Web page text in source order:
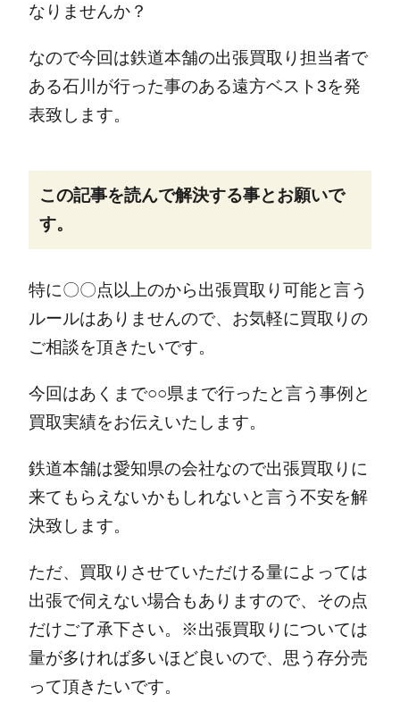
なりませんか？
なので今回は鉄道本舗の出張買取り担当者で
ある石川が行った事のある遠方ベスト3を発
表致します。
この記事を読んで解決する事とお願いで
す。
特に〇〇点以上のから出張買取り可能と言う
ルールはありませんので、お気軽に買取りの
ご相談を頂きたいです。
今回はあくまで○○県まで行ったと言う事例と
買取実績をお伝えいたします。
鉄道本舗は愛知県の会社なので出張買取りに
来てもらえないかもしれないと言う不安を解
決致します。
ただ、買取りさせていただける量によっては
出張で伺えない場合もありますので、その点
だけご了承下さい。※出張買取りについては
量が多ければ多いほど良いので、思う存分売
って頂きたいです。